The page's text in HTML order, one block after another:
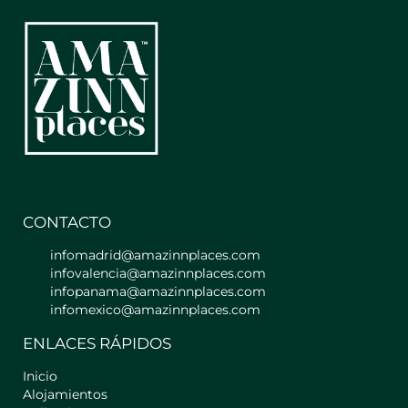
Con una estupenda decoración
elegante y sencilla . Uno de sus valores
más destacables , son las
impresionantes vistas a la ciudad
desde las dos grandes terrazas que
tiene , donde podrás disfrutar de uno
de los paisajes urbanos mas exclusivos
de la ciudad.
Salón: Muy amplio y con mucha luz
gracias a los grandes ventanales y a las
puertas de acceso a las terrazas ,
ambas de cristales . Cuenta con un
, alfombra , Tv y aire acondicionado.
cama de matrimonio de 1,50cm con
CONTACTO
infomadrid@amazinnplaces.com
infovalencia@amazinnplaces.com
infopanama@amazinnplaces.com
infomexico@amazinnplaces.com
ENLACES RÁPIDOS
Inicio
Alojamientos